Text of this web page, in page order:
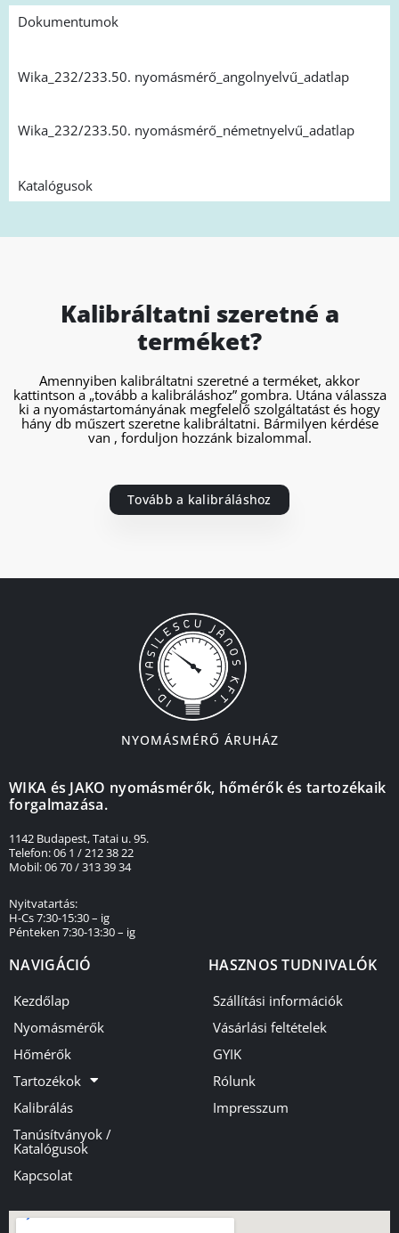
Dokumentumok
Wika_232/233.50. nyomásmérő_angolnyelvű_adatlap
Wika_232/233.50. nyomásmérő_németnyelvű_adatlap
Katalógusok
Kalibráltatni szeretné a
terméket?
Amennyiben kalibráltatni szeretné a terméket, akkor
kattintson a „tovább a kalibráláshoz” gombra. Utána válassza
ki a nyomástartományának megfelelő szolgáltatást és hogy
hány db műszert szeretne kalibráltatni. Bármilyen kérdése
van , forduljon hozzánk bizalommal.
Tovább a kalibráláshoz
NYOMÁSMÉRŐ ÁRUHÁZ
WIKA és JAKO nyomásmérők, hőmérők és tartozékaik
forgalmazása.
1142 Budapest, Tatai u. 95.
Telefon: 06 1 / 212 38 22
Mobil: 06 70 / 313 39 34
Nyitvatartás:
H-Cs 7:30-15:30 – ig
Pénteken 7:30-13:30 – ig
NAVIGÁCIÓ
Kezdőlap
Nyomásmérők
Hőmérők
Tartozékok
Kalibrálás
Tanúsítványok /
Katalógusok
Kapcsolat
HASZNOS TUDNIVALÓK
Szállítási információk
Vásárlási feltételek
GYIK
Rólunk
Impresszum